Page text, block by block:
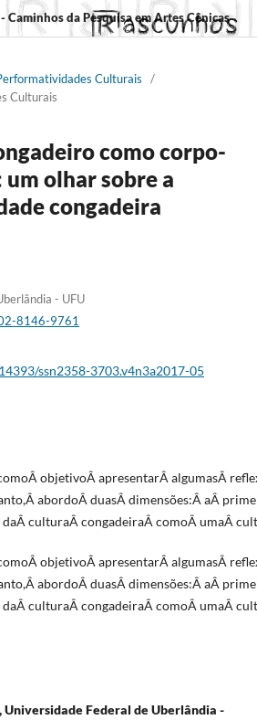
Caminhos da Pesquisa em Artes Cênicas
Culturais
/
Culturais
como corpo-
olhar sobre a
congadeira
- UFU
8146-9761
ssn2358-3703.v4n3a2017-05
objetivoÂ apresentarÂ algumasÂ
abordoÂ duasÂ dimensões:Â aÂ
daÂ culturaÂ congadeiraÂ comoÂ umaÂ
objetivoÂ apresentarÂ algumasÂ
abordoÂ duasÂ dimensões:Â aÂ
daÂ culturaÂ congadeiraÂ comoÂ umaÂ
Universidade Federal de Uberlândia -